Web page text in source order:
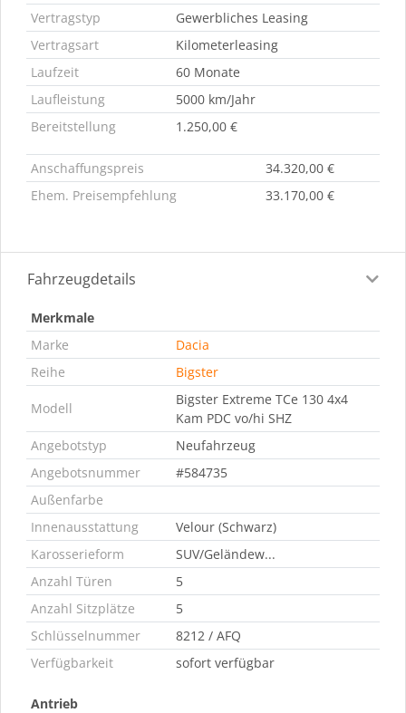
Vertragstyp
Gewerbliches Leasing
Vertragsart
Kilometerleasing
Laufzeit
60 Monate
Laufleistung
5000 km/Jahr
Bereitstellung
1.250,00 €
Anschaffungspreis
34.320,00 €
Ehem. Preisempfehlung
33.170,00 €
Fahrzeugdetails
Merkmale
Marke
Dacia
Reihe
Bigster
Modell
Bigster Extreme TCe 130 4x4
Kam PDC vo/hi SHZ
Angebotstyp
Neufahrzeug
Angebotsnummer
#584735
Außenfarbe
Innenausstattung
Velour (Schwarz)
Karosserieform
SUV/Geländew...
Anzahl Türen
5
Anzahl Sitzplätze
5
Schlüsselnummer
8212 / AFQ
Verfügbarkeit
sofort verfügbar
Antrieb